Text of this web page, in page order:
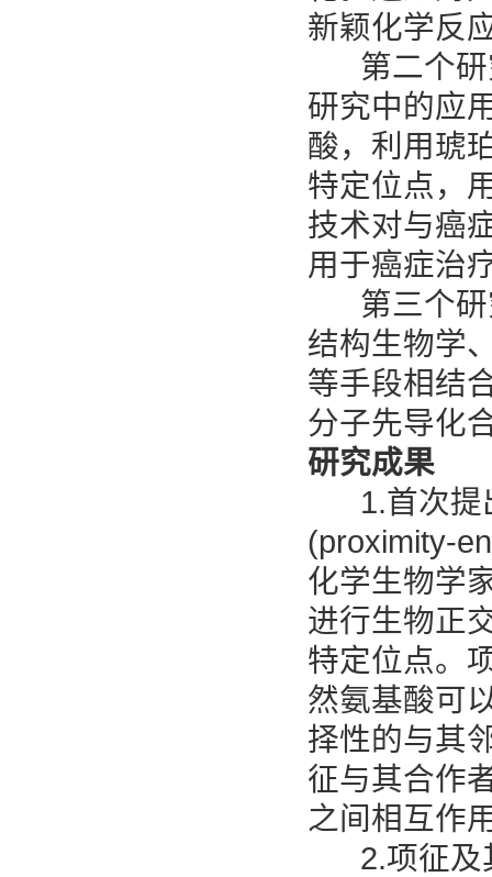
新颖化学反
第二个研
研究中的应
酸，利用琥
特定位点，
技术对与癌
用于癌症治
第三个研
结构生物学
等手段相结
分子先导化
研究成果
1.首次提
(proximity-
化学生物学
进行生物正
特定位点。
然氨基酸可
择性的与其
征与其合作
之间相互作
2.项征及